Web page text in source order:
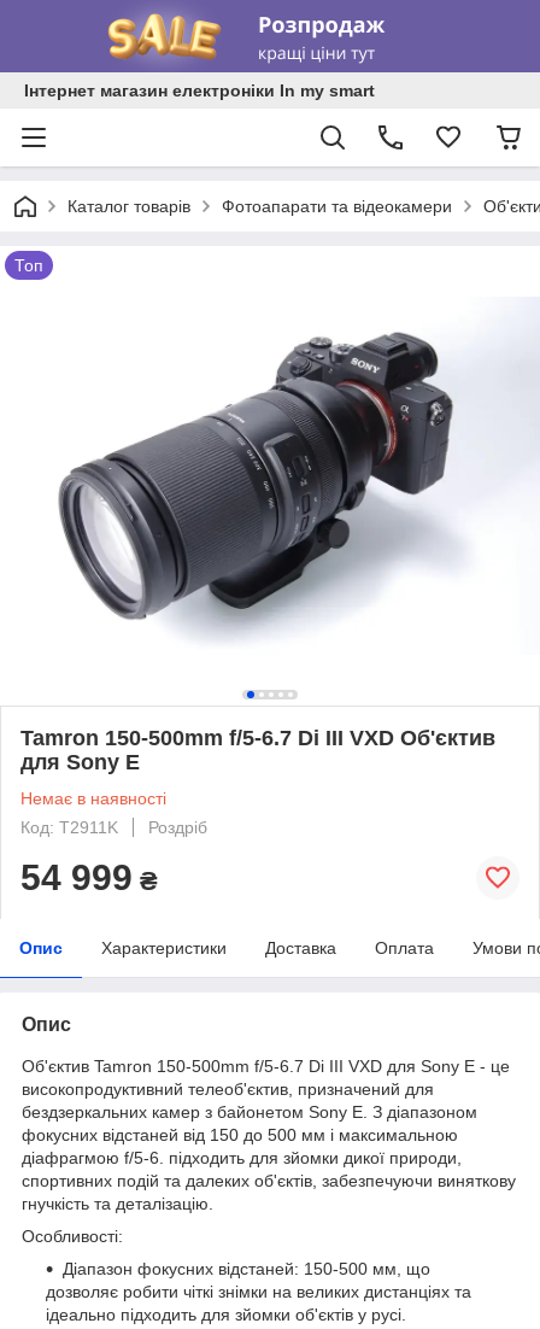
Інтернет магазин електроніки In my smart
Каталог товарів Фотоапарати та відеокамери
Топ
Tamron 150-500mm f/5-6.7 Di III VXD Об'єктив
для Sony E
Немає в наявності
Код: T2911K
Роздріб
54 999 ₴
Опис Характеристики Доставка Оплата Умови
Опис
Об'єктив Tamron 150-500mm f/5-6.7 Di III VXD для Sony E - це
високопродуктивний телеоб'єктив, призначений для
бездзеркальних камер з байонетом Sony E. З діапазоном
фокусних відстаней від 150 до 500 мм і максимальною
діафрагмою f/5-6. підходить для зйомки дикої природи,
спортивних подій та далеких об'єктів, забезпечуючи виняткову
гнучкість та деталізацію.
Особливості:
Діапазон фокусних відстаней: 150-500 мм, що
дозволяє робити чіткі знімки на великих дистанціях та
ідеально підходить для зйомки об'єктів у русі.